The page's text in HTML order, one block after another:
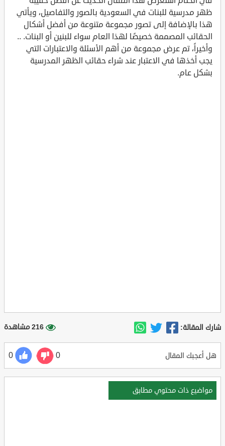
ظهر مدرسية للبنات في السعودية بالصور والتفاصيل، ويأتي
هذا بالإضافة إلى تصور مجموعة متنوعة من أفضل أشكال
الحقائب المصممة خصيصًا لهذا العام سواء للبنين أو البنات. ..
وأخيراً، تم عرض مجموعة من أهم الأسئلة والاعتبارات التي
يجب أخذها في الاعتبار عند شراء حقائب الظهر المدرسية
بشكل عام.
شارك المقالة: 216 مشاهدة
هل أعجبك المقال 0
0
مواضيع ذات محتوي مطابق